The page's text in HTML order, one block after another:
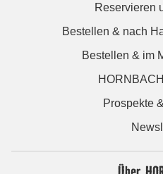
Reservieren
Bestellen & nach
Bestellen & im
Prospekte